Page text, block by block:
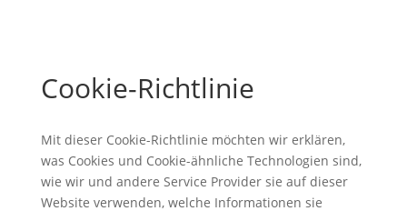
Cookie-Richtlinie
Mit dieser Cookie-Richtlinie möchten wir erklären,
was Cookies und Cookie-ähnliche Technologien sind,
wie wir und andere Service Provider sie auf dieser
Website verwenden, welche Informationen sie